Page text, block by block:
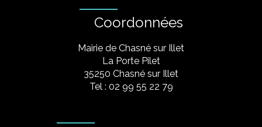
Coordonnées
Mairie de Chasné sur Illet
La Porte Pilet
35250 Chasné sur Illet
Tel : 02 99 55 22 79